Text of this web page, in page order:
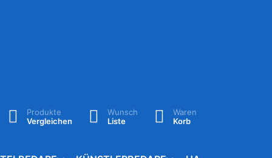
Produkte
Vergleichen
Wunsch
Liste
Waren
Korb